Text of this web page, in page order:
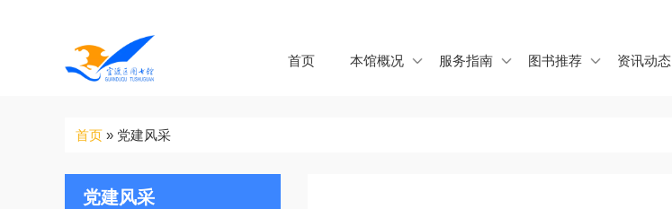
首页 本馆概况 服务指南 图书推荐 资讯动态
你
在
里
首页 » 党建风采
党建风采